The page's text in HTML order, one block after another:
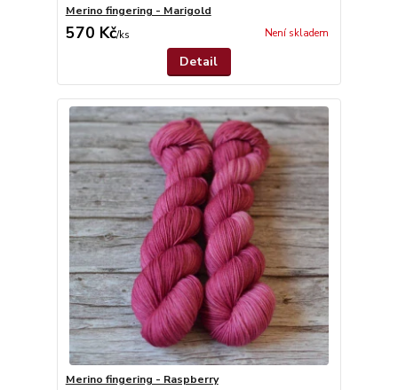
Merino fingering - Marigold
570 Kč/ks Není skladem
Detail
Merino fingering - Raspberry